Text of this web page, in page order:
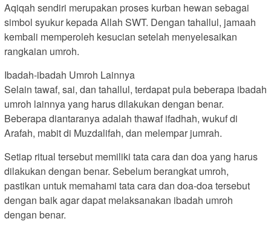
Aqiqah sendiri merupakan proses kurban hewan sebagai
simbol syukur kepada Allah SWT. Dengan tahallul, jamaah
kembali memperoleh kesucian setelah menyelesaikan
rangkaian umroh.
Ibadah-ibadah Umroh Lainnya
Selain tawaf, sai, dan tahallul, terdapat pula beberapa ibadah
umroh lainnya yang harus dilakukan dengan benar.
Beberapa diantaranya adalah thawaf ifadhah, wukuf di
Arafah, mabit di Muzdalifah, dan melempar jumrah.
Setiap ritual tersebut memiliki tata cara dan doa yang harus
dilakukan dengan benar. Sebelum berangkat umroh,
pastikan untuk memahami tata cara dan doa-doa tersebut
dengan baik agar dapat melaksanakan ibadah umroh
dengan benar.